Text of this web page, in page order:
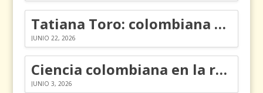
Tatiana Toro: colombiana que cambió la historia de las matemáticas
JUNIO 22, 2026
Ciencia colombiana en la revolución de los órganos en chips
JUNIO 3, 2026